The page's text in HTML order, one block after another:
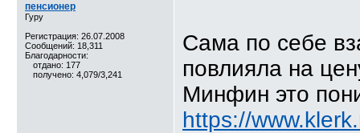
пенсионер
Гуру
Регистрация: 26.07.2008
Сообщений: 18,311
Благодарности:
отдано: 177
получено: 4,079/3,241
Сама по себе
повлияла на
Минфин это
https://